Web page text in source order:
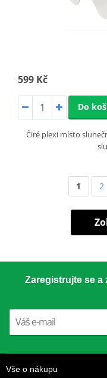
599 Kč
Do
Čiré plexi místo
1 2
Zaregistrujte se a
Vše o nákupu